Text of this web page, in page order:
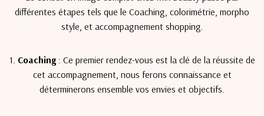
différentes étapes tels que le Coaching, colorimétrie, morpho
style, et accompagnement shopping.
1. Coaching : Ce premier rendez-vous est la clé de la réussite de
cet accompagnement, nous ferons connaissance et
déterminerons ensemble vos envies et objectifs.